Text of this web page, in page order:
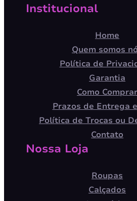
Institucional
Home
Quem somos
Política de
Garantia
Como Comprar
Prazos de Entrega
Política de Trocas ou
Contato
Nossa Loja
Roupas
Calçados